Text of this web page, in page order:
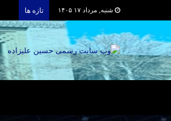
شنبه, مرداد ۱۷ ۱۴۰۵ تازه ها